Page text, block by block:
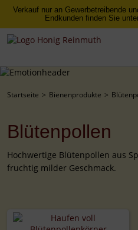
Verkauf nur an Gewerbetreibende
Endkunden finden Sie
Startseite Bienenprodukte
Blütenpollen
Hochwertige Blütenpollen aus
fruchtig milder Geschmack.